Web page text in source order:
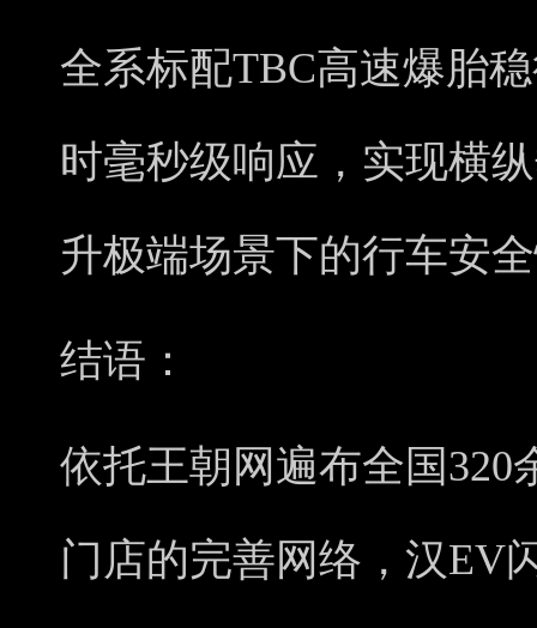
全系标配TBC高速爆胎
时毫秒级响应，实现横
升极端场景下的行车安
结语：
依托王朝网遍布全国320
门店的完善网络，汉EV